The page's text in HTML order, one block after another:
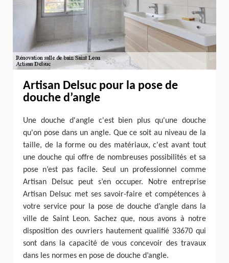
Artisan Delsuc pour la pose de
douche d’angle
Une douche d'angle c'est bien plus qu'une douche
qu'on pose dans un angle. Que ce soit au niveau de la
taille, de la forme ou des matériaux, c'est avant tout
une douche qui offre de nombreuses possibilités et sa
pose n’est pas facile. Seul un professionnel comme
Artisan Delsuc peut s’en occuper. Notre entreprise
Artisan Delsuc met ses savoir-faire et compétences à
votre service pour la pose de douche d’angle dans la
ville de Saint Leon. Sachez que, nous avons à notre
disposition des ouvriers hautement qualifié 33670 qui
sont dans la capacité de vous concevoir des travaux
dans les normes en pose de douche d’angle.